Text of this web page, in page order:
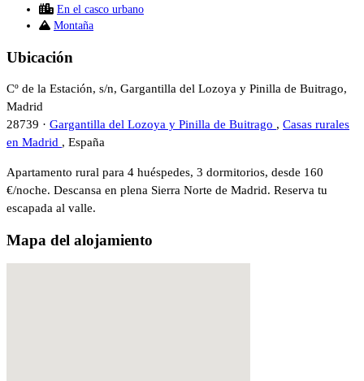
En el casco urbano
Montaña
Ubicación
Cº de la Estación, s/n, Gargantilla del Lozoya y Pinilla de Buitrago,
Madrid
28739 · Gargantilla del Lozoya y Pinilla de Buitrago , Casas rurales
en Madrid , España
Apartamento rural para 4 huéspedes, 3 dormitorios, desde 160
€/noche. Descansa en plena Sierra Norte de Madrid. Reserva tu
escapada al valle.
Mapa del alojamiento